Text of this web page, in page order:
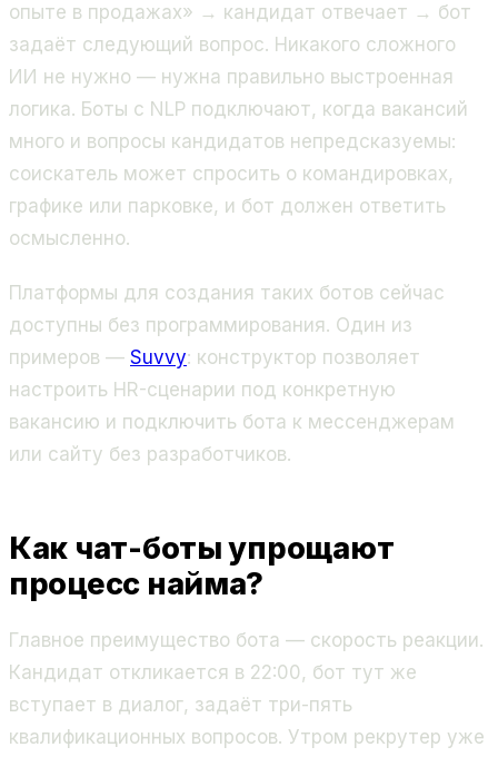
опыте в продажах» → кандидат отвечает → бот
задаёт следующий вопрос. Никакого сложного
ИИ не нужно — нужна правильно выстроенная
логика. Боты с NLP подключают, когда вакансий
много и вопросы кандидатов непредсказуемы:
соискатель может спросить о командировках,
графике или парковке, и бот должен ответить
осмысленно.
Платформы для создания таких ботов сейчас
доступны без программирования. Один из
примеров — Suvvy: конструктор позволяет
настроить HR-сценарии под конкретную
вакансию и подключить бота к мессенджерам
или сайту без разработчиков.
Как чат-боты упрощают
процесс найма?
Главное преимущество бота — скорость реакции.
Кандидат откликается в 22:00, бот тут же
вступает в диалог, задаёт три-пять
квалификационных вопросов. Утром рекрутер уже